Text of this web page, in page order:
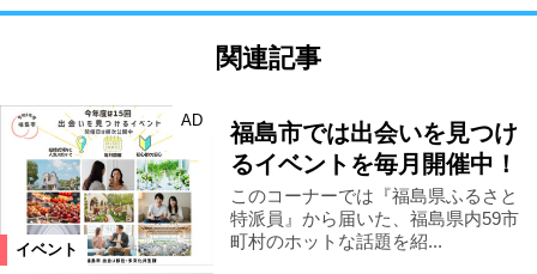
関連記事
イベント
AD
福島市では出会いを見つけ
るイベントを毎月開催中！
このコーナーでは『福島県ふるさと
特派員』から届いた、福島県内59市
町村のホットな話題を紹...